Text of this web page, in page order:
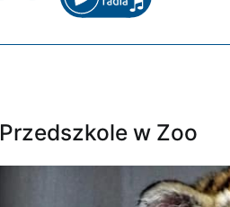
Przedszkole w Zoo